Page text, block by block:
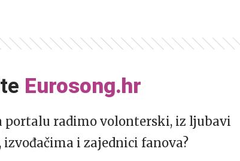
Eurosong.hr
portalu radimo volonterski, iz ljubavi
izvođačima i zajednici fanova?